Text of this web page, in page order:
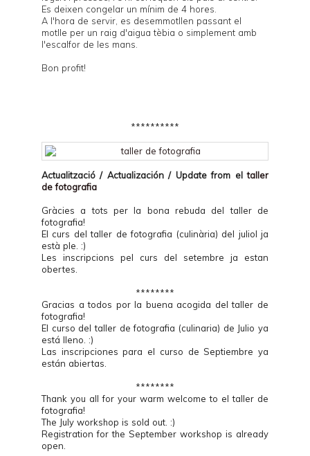
Es deixen congelar un mínim de 4 hores.
A l'hora de servir, es desemmotllen passant el
motlle per un raig d'aigua tèbia o simplement amb
l'escalfor de les mans.
Bon profit!
**********
Actualització / Actualización / Update from eltaller
de fotografia
Gràcies a tots per la bona rebuda del taller de
fotografia!
El curs del taller de fotografia (culinària) del juliol ja
està ple. :)
Les inscripcions pel curs del setembre ja estan
obertes.
********
Gracias a todos por la buena acogida del taller de
fotografia!
El curso del taller de fotografia (culinaria) de Julio ya
está lleno. :)
Las inscripciones para el curso de Septiembre ya
están abiertas.
********
Thank you all for your warm welcome to el taller de
fotografia!
The July workshop is sold out. :)
Registration for the September workshop is already
open.